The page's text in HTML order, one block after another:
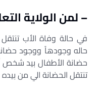
– لمن الولاية
في حالة وفاة الأب تنتقل
حاله وجودهاً ووجود
حضانة الأطفال بيد شخص
تنتقل الحضانة الي من